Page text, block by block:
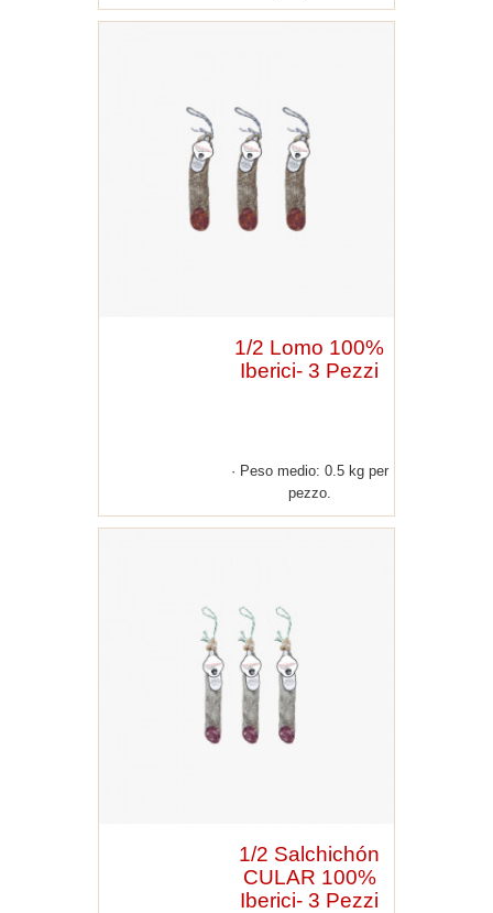
1/2 Lomo 100%
Iberici- 3 Pezzi
Peso medio: 0.5 kg per
pezzo.
1/2 Salchichón
CULAR 100%
Iberici- 3 Pezzi